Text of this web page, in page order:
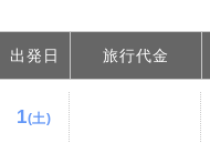
出発日 旅行代金
1(土)